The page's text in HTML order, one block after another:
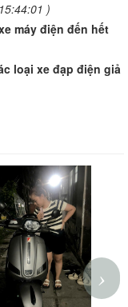
)
máy điện đến hết
loại xe đạp điện giả
›